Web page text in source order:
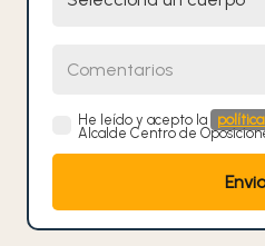
He leído y acepto la
Alcalde Centro de